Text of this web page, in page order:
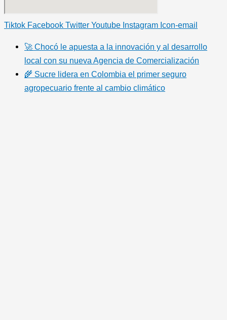
Tiktok Facebook Twitter Youtube Instagram Icon-email
🚀 Chocó le apuesta a la innovación y al desarrollo
local con su nueva Agencia de Comercialización
🌾 Sucre lidera en Colombia el primer seguro
agropecuario frente al cambio climático